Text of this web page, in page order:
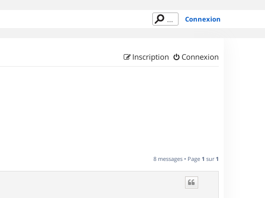
Connexion
Connexion
Inscription
8 messages • Page 1 sur 1